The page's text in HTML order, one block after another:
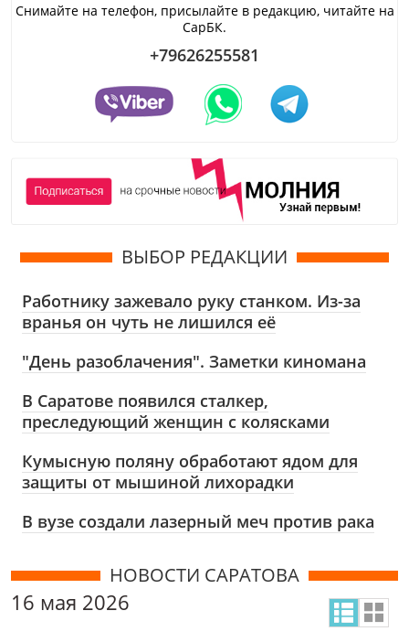
Снимайте на телефон, присылайте в редакцию, читайте на
СарБК.
+79626255581
ВЫБОР РЕДАКЦИИ
Работнику зажевало руку станком. Из-за
вранья он чуть не лишился её
"День разоблачения". Заметки киномана
В Саратове появился сталкер,
преследующий женщин с колясками
Кумысную поляну обработают ядом для
защиты от мышиной лихорадки
В вузе создали лазерный меч против рака
НОВОСТИ САРАТОВА
16 мая 2026